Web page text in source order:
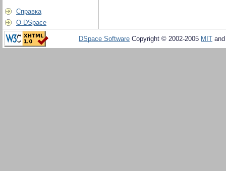
Справка
О DSpace
DSpace Software Copyright © 2002-2005 MIT